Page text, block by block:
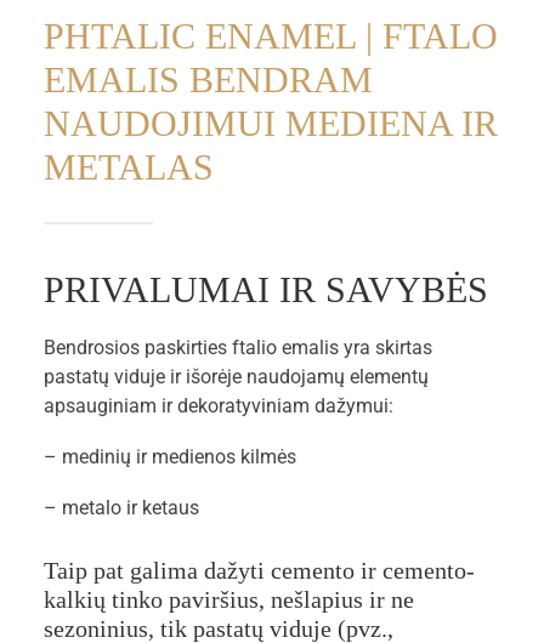
PHTALIC ENAMEL | FTALO
EMALIS BENDRAM
NAUDOJIMUI MEDIENA IR
METALAS
PRIVALUMAI IR SAVYBĖS
Bendrosios paskirties ftalio emalis yra skirtas
pastatų viduje ir išorėje naudojamų elementų
apsauginiam ir dekoratyviniam dažymui:
– medinių ir medienos kilmės
– metalo ir ketaus
Taip pat galima dažyti cemento ir cemento-
kalkių tinko paviršius, nešlapius ir ne
sezoninius, tik pastatų viduje (pvz.,